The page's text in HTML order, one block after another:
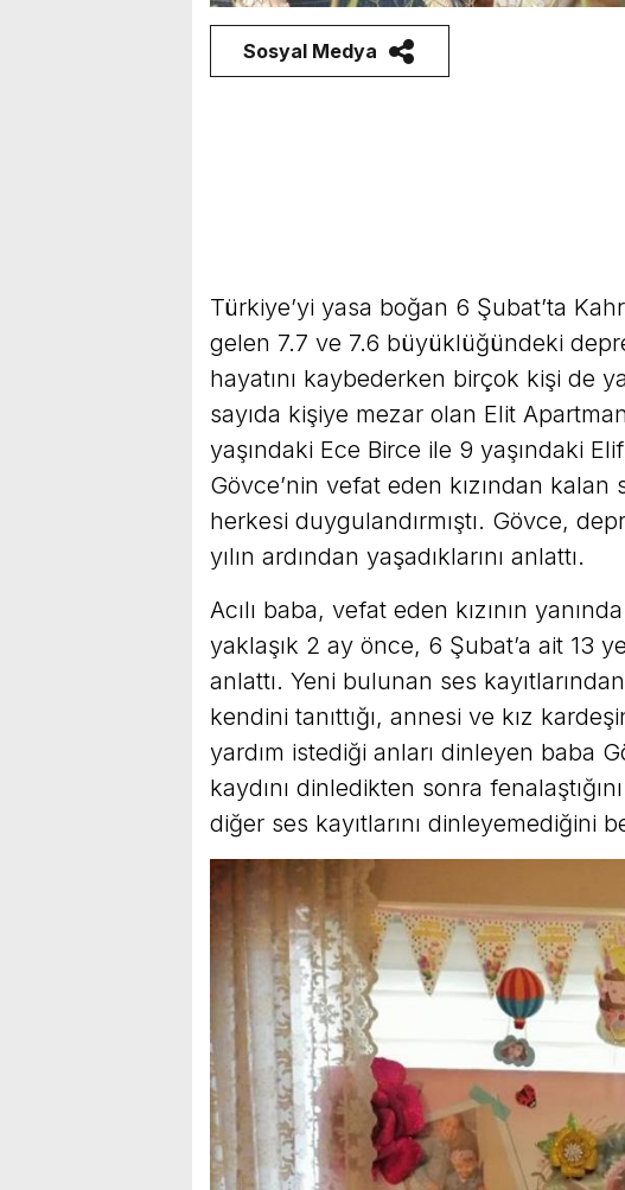
Sosyal Medya
Türkiye’yi yasa boğan 6 Şubat’ta
gelen 7.7 ve 7.6 büyüklüğündeki
hayatını kaybederken birçok kişi de
sayıda kişiye mezar olan Elit
yaşındaki Ece Birce ile 9 yaşındaki
Gövce’nin vefat eden kızından kalan
herkesi duygulandırmıştı. Gövce,
yılın ardından yaşadıklarını anlattı.
Acılı baba, vefat eden kızının
yaklaşık 2 ay önce, 6 Şubat’a ait 13
anlattı. Yeni bulunan ses
kendini tanıttığı, annesi ve kız
yardım istediği anları dinleyen baba
kaydını dinledikten sonra
diğer ses kayıtlarını dinleyemediğini